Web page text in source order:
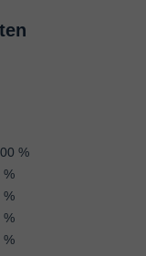
%
%
%
%
%